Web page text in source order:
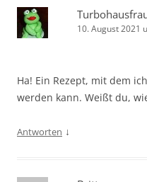
10. August 2021
Ha! Ein Rezept, mit dem
werden kann. Weißt du,
Antworten ↓